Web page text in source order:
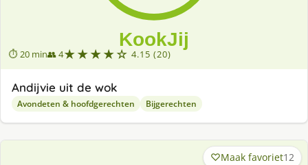
⏱ 20 min👥 4★★★★☆ 4.15 (20)
Andijvie uit de wok
Avondeten & hoofdgerechten Bijgerechten
Maak favoriet12